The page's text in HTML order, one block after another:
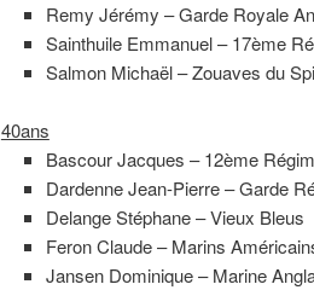
Remy Jérémy – Garde Royale
Sainthuile Emmanuel – 17ème
Salmon Michaël – Zouaves du
40ans
Bascour Jacques – 12ème
Dardenne Jean-Pierre – Garde
Delange Stéphane – Vieux Bleus
Feron Claude – Marins
Jansen Dominique – Marine